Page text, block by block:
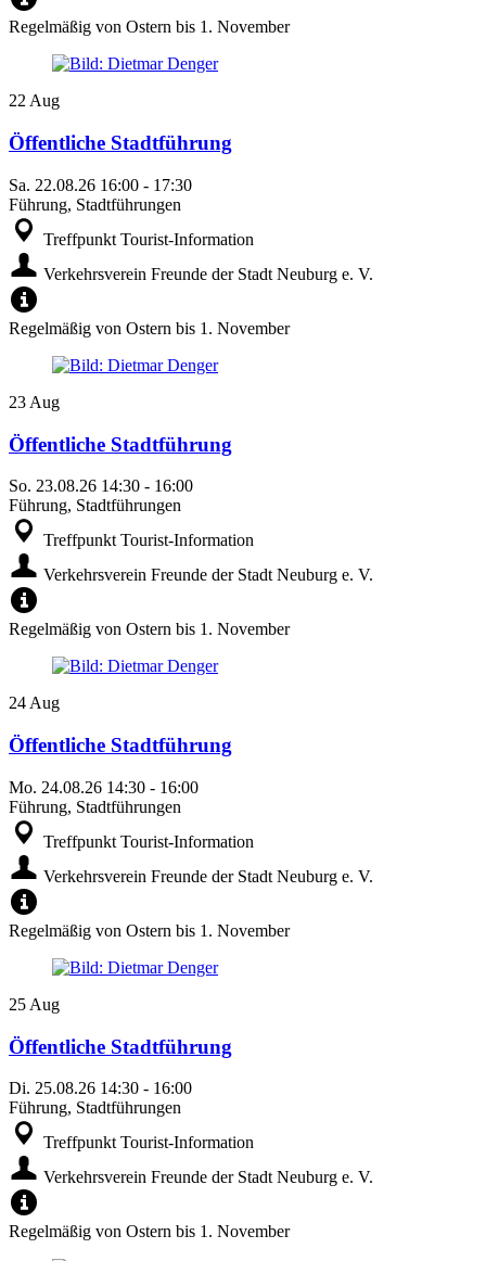
Regelmäßig von Ostern bis 1. November
22Aug
Öffentliche Stadtführung
Sa. 22.08.26 16:00 - 17:30
Führung, Stadtführungen
Treffpunkt Tourist-Information
Verkehrsverein Freunde der Stadt Neuburg e. V.
Regelmäßig von Ostern bis 1. November
23 Aug
Öffentliche Stadtführung
So. 23.08.26 14:30 - 16:00
Führung, Stadtführungen
Treffpunkt Tourist-Information
Verkehrsverein Freunde der Stadt Neuburg e. V.
Regelmäßig von Ostern bis 1. November
24 Aug
Öffentliche Stadtführung
Mo. 24.08.26 14:30 - 16:00
Führung, Stadtführungen
Treffpunkt Tourist-Information
Verkehrsverein Freunde der Stadt Neuburg e. V.
Regelmäßig von Ostern bis 1. November
25 Aug
Öffentliche Stadtführung
Di. 25.08.26 14:30 - 16:00
Führung, Stadtführungen
Treffpunkt Tourist-Information
Verkehrsverein Freunde der Stadt Neuburg e. V.
Regelmäßig von Ostern bis 1. November